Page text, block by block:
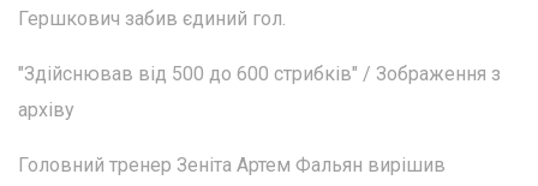
Гершкович забив єдиний гол.
"Здійснював від 500 до 600 стрибків" / Зображення з
архіву
Головний тренер Зеніта Артем Фальян вирішив